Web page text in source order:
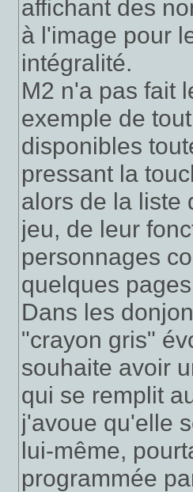
affichant des
à l'image pour
intégralité.
M2 n'a pas fait
exemple de
disponibles
pressant la
alors de la liste
jeu, de leur
personnages
quelques
Dans les
"crayon gris"
souhaite avoir
qui se remplit
j'avoue qu'elle
lui-même,
programmée